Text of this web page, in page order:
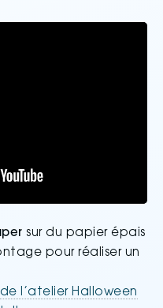
sur du papier épais
pour réaliser un
l’atelier Halloween